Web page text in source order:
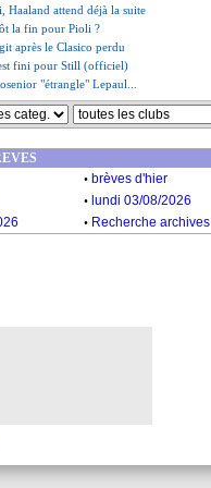
Haaland attend déjà la suite
la fin pour Pioli ?
après le Clasico perdu
fini pour Still (officiel)
"étrangle" Lepaul...
compos
Cherki porte Man City
(fini)
(fini)
Havre (fini)
"pas plus de sérénité"
fort au foot" pour Boey
à l'entraînement
. brèves d'hier
. lundi 03/08/2026
. Recherche archives